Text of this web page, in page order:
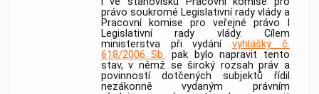
právo soukromé Legislativní rady vlády a
Pracovní komise pro veřejné právo I
Legislativní rady vlády. Cílem
ministerstva při vydánívyhlášky č.
618/2006 Sb. pak bylo napravit tento
stav, v němž se široký rozsah práv a
povinností dotčených subjektů řídil
nezákonně vydaným právním